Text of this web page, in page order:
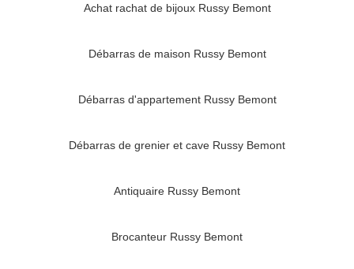
Achat rachat de bijoux Russy Bemont
Débarras de maison Russy Bemont
Débarras d'appartement Russy Bemont
Débarras de grenier et cave Russy Bemont
Antiquaire Russy Bemont
Brocanteur Russy Bemont